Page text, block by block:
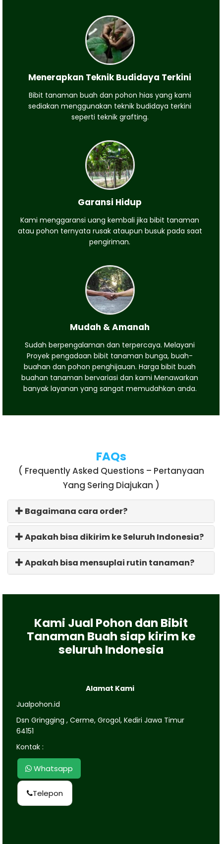
Menerapkan Teknik Budidaya Terkini
Bibit tanaman buah dan pohon hias yang kami
sediakan menggunakan teknik budidaya terkini
seperti teknik grafting.
Garansi Hidup
Kami menggaransi uang kembali jika bibit tanaman
atau pohon ternyata rusak ataupun busuk pada saat
pengiriman.
Mudah & Amanah
Sudah berpengalaman dan terpercaya. Melayani
Proyek pengadaan bibit tanaman bunga, buah-
buahan dan pohon penghijauan. Harga bibit buah
buahan tanaman bervariasi dan kami Menawarkan
banyak layanan yang sangat memudahkan anda.
FAQs
( Frequently Asked Questions – Pertanyaan
Yang Sering Diajukan )
Bagaimana cara order?
Apakah bisa dikirim ke Seluruh Indonesia?
Apakah bisa mensuplai rutin tanaman?
Kami Jual Pohon dan Bibit
Tanaman Buah siap kirim ke
seluruh Indonesia
Alamat Kami
Jualpohon.id
Dsn Gringging , Cerme, Grogol, Kediri Jawa Timur
64151
Kontak :
Whatsapp
Telepon